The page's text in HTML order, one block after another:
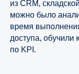
из CRM,
можно было
время
доступа, обучили
по KPI.